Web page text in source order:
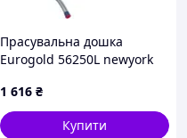
Прасувальна дошка
Eurogold 56250L newyork
1 616 ₴
Купити